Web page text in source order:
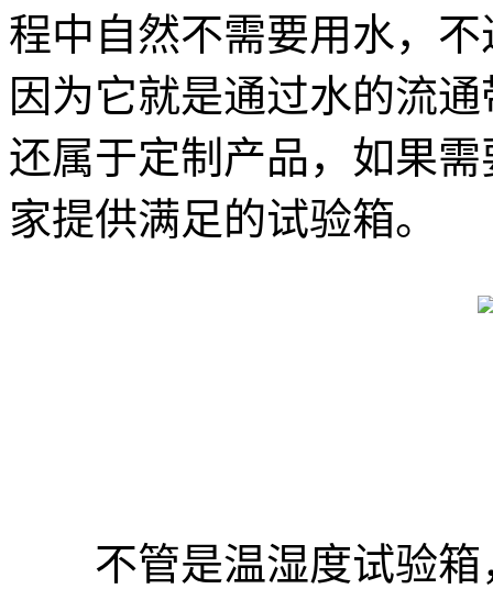
程中自然不需要用水，
因为它就是通过水的流
还属于定制产品，如果
家提供满足的试验箱。
不管是温湿度试验箱